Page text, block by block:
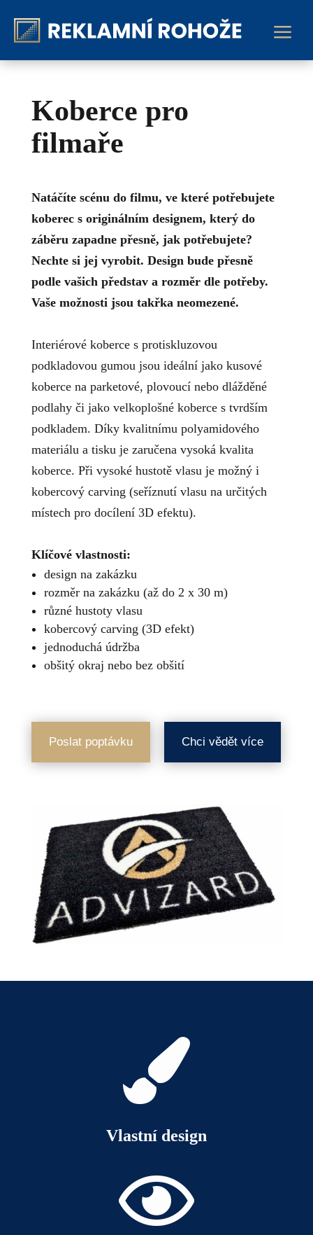
a
Koberce pro
filmaře
Natáčíte scénu do filmu, ve které potřebujete
koberec s originálním designem, který do
záběru zapadne přesně, jak potřebujete?
Nechte si jej vyrobit. Design bude přesně
podle vašich představ a rozměr dle potřeby.
Vaše možnosti jsou takřka neomezené.
Interiérové koberce s protiskluzovou
podkladovou gumou jsou ideální jako kusové
koberce na parketové, plovoucí nebo dlážděné
podlahy či jako velkoplošné koberce s tvrdším
podkladem. Díky kvalitnímu polyamidového
materiálu a tisku je zaručena vysoká kvalita
koberce. Při vysoké hustotě vlasu je možný i
kobercový carving (seříznutí vlasu na určitých
místech pro docílení 3D efektu).
Klíčové vlastnosti:
design na zakázku
rozměr na zakázku (až do 2 x 30 m)
různé hustoty vlasu
kobercový carving (3D efekt)
jednoduchá údržba
obšitý okraj nebo bez obšití
Poslat poptávku Chci vědět více

Vlastní design
